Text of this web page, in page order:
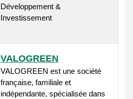
Développement &
Investissement
VALOGREEN
VALOGREEN est une société
française, familiale et
indépendante, spécialisée dans